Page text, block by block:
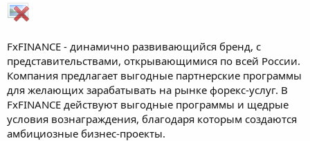
FxFINANCE - динамично развивающийся бренд, с
представительствами, открывающимися по всей России.
Компания предлагает выгодные партнерские программы
для желающих зарабатывать на рынке форекс-услуг. В
FxFINANCE действуют выгодные программы и щедрые
условия вознаграждения, благодаря которым создаются
амбициозные бизнес-проекты.